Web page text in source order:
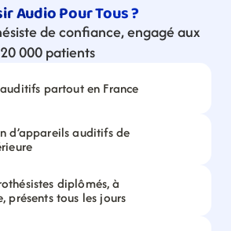
Audio Pour Tous ?
de confiance, engagé aux
000 patients
partout en France
d’appareils auditifs de
diplômés, à
présents tous les jours